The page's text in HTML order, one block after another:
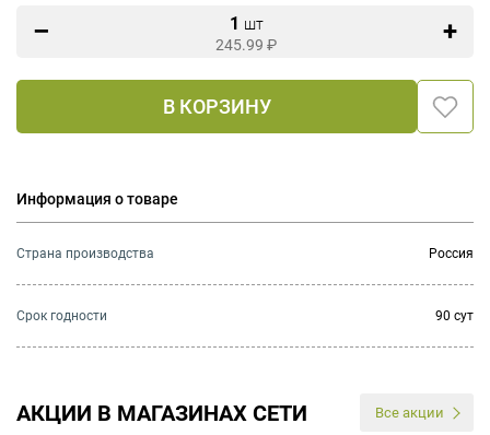
1 шт
245.99 ₽
В КОРЗИНУ
Информация о товаре
Страна производства Россия
Cрок годности 90 сут
АКЦИИ В МАГАЗИНАХ СЕТИ Все акции